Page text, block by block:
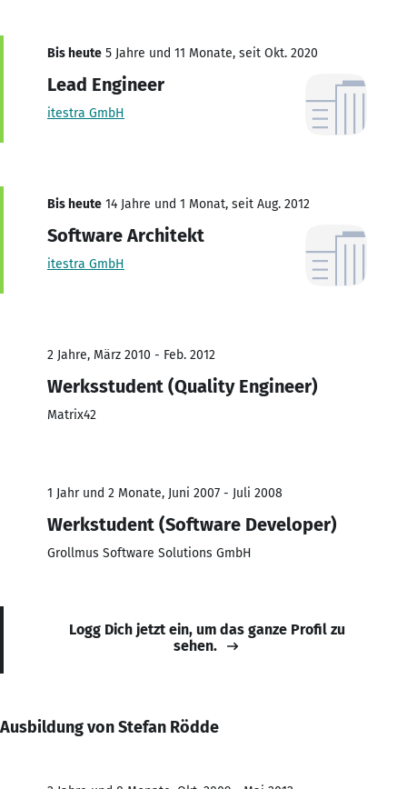
Bis heute 5 Jahre und 11 Monate, seit Okt. 2020
Lead Engineer
itestra GmbH
Bis heute 14 Jahre und 1 Monat, seit Aug. 2012
Software Architekt
itestra GmbH
2 Jahre, März 2010 - Feb. 2012
Werksstudent (Quality Engineer)
Matrix42
1 Jahr und 2 Monate, Juni 2007 - Juli 2008
Werkstudent (Software Developer)
Grollmus Software Solutions GmbH
Logg Dich jetzt ein, um das ganze Profil zu
sehen.
Ausbildung von Stefan Rödde